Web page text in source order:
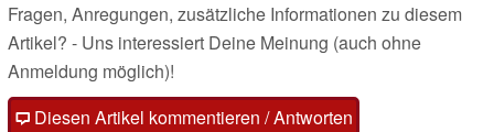
Fragen, Anregungen, zusätzliche Informationen zu diesem
Artikel? - Uns interessiert Deine Meinung (auch ohne
Anmeldung möglich)!
Diesen Artikel kommentieren / Antworten